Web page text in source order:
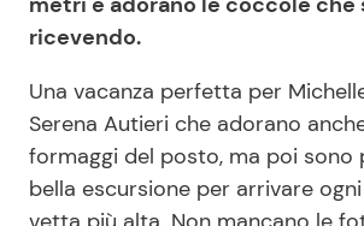
ricevendo.
Una vacanza perfetta per
Serena Autieri che adorano
formaggi del posto, ma poi sono
bella escursione per arrivare